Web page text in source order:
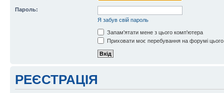
Пароль:
Я забув свій пароль
Запам'ятати мене з цього комп'ютера
Приховати моє перебування на форумі
РЕЄСТРАЦІЯ